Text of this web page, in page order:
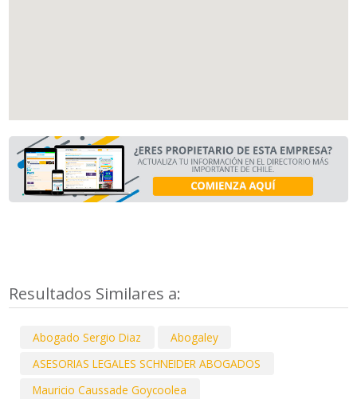
Resultados Similares a:
Abogado Sergio Diaz
Abogaley
ASESORIAS LEGALES SCHNEIDER ABOGADOS
Mauricio Caussade Goycoolea